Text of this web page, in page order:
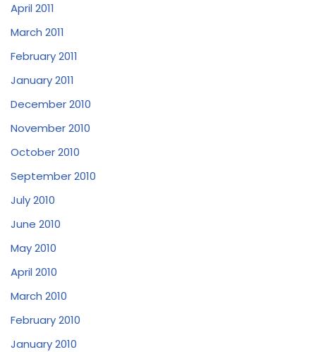
April 2011
March 2011
February 2011
January 2011
December 2010
November 2010
October 2010
September 2010
July 2010
June 2010
May 2010
April 2010
March 2010
February 2010
January 2010